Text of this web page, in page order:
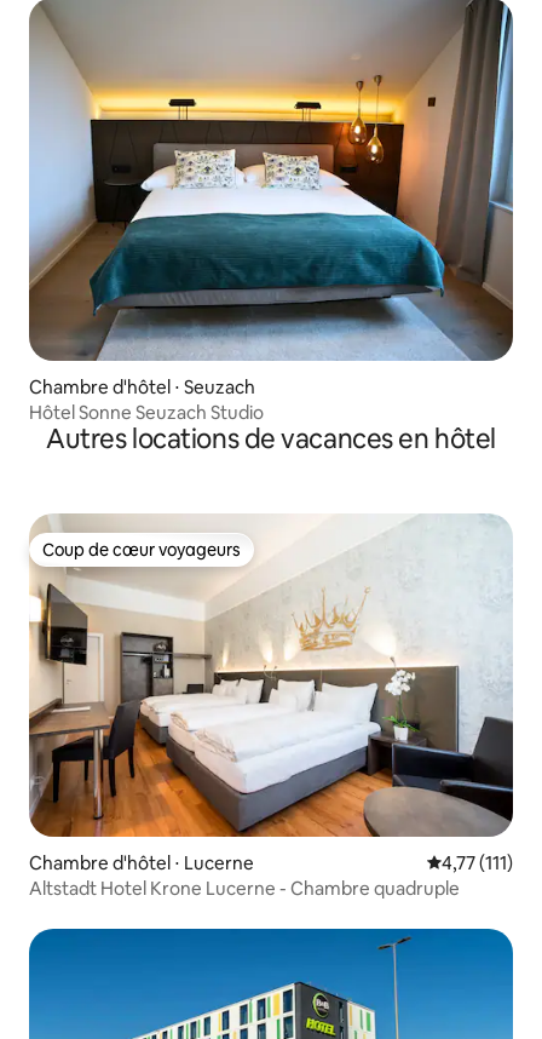
Chambre d'hôtel ⋅ Seuzach
Hôtel Sonne Seuzach Studio
Autres locations de vacances en hôtel
Coup de cœur voyageurs
Coup de cœur voyageurs
Chambre d'hôtel ⋅ Lucerne Évaluation
4,77 (111)
Altstadt Hotel Krone Lucerne - Chambre quadruple